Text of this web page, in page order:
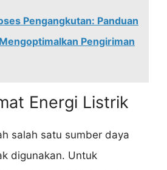
Pengangkutan: Panduan
Pengiriman
Energi Listrik
salah satu sumber daya
digunakan. Untuk